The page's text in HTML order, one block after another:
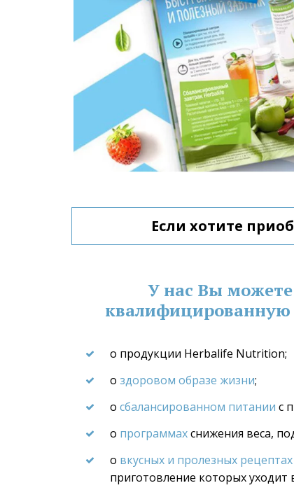
Если хотите
У нас Вы
о продукции Herbalife Nutrition;
о здоровом образе жизни;
о сбалансированном питании с
о программах снижения веса,
о вкусных и пролезных рецептах
приготовление которых уходит